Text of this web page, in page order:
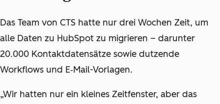
Das Team von CTS hatte nur drei Wochen Zeit, um
alle Daten zu HubSpot zu migrieren – darunter
20.000 Kontaktdatensätze sowie dutzende
Workflows und E‑Mail-Vorlagen.
„Wir hatten nur ein kleines Zeitfenster, aber das